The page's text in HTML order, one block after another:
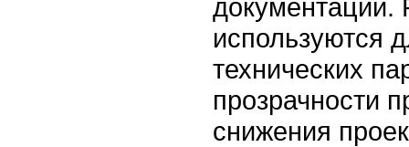
документации.
используются
технических
прозрачности
снижения